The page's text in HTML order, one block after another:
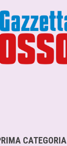
CATEGORIA